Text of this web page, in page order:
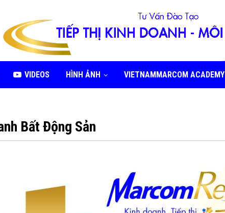
VIDEOS HÌNH ẢNH VIETNAMMARCOM ACADEMY
Bất Động Sản